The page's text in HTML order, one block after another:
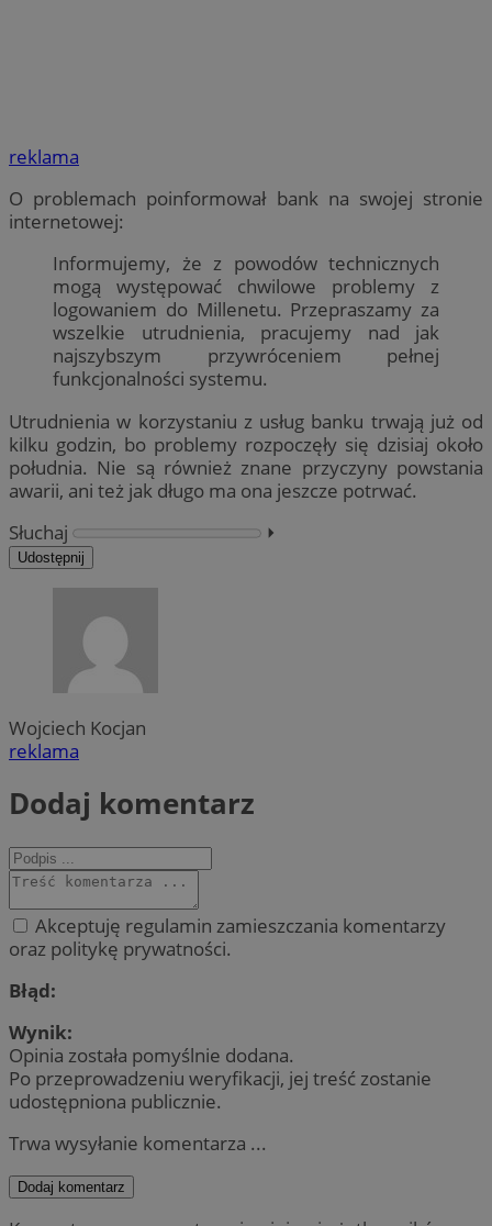
reklama
O problemach poinformował bank na swojej stronie
internetowej:
Informujemy, że z powodów technicznych
mogą występować chwilowe problemy z
logowaniem do Millenetu. Przepraszamy za
wszelkie utrudnienia, pracujemy nad jak
najszybszym przywróceniem pełnej
funkcjonalności systemu.
Utrudnienia w korzystaniu z usług banku trwają już od
kilku godzin, bo problemy rozpoczęły się dzisiaj około
południa. Nie są również znane przyczyny powstania
awarii, ani też jak długo ma ona jeszcze potrwać.
Słuchaj
⏵︎
Udostępnij
Wojciech Kocjan
reklama
Dodaj komentarz
Akceptuję regulamin zamieszczania komentarzy
oraz politykę prywatności.
Błąd:
Wynik:
Opinia została pomyślnie dodana.
Po przeprowadzeniu weryfikacji, jej treść zostanie
udostępniona publicznie.
Trwa wysyłanie komentarza ...
Dodaj komentarz